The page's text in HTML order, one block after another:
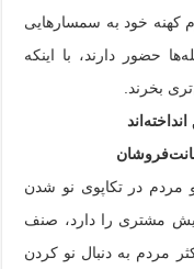
کهنه خود به سمسار‌هایی
حضور دارند، با اینکه
بخرند.
مردم در تکاپوی نو شدن
مشتری را دارد، صنف
مردم به دنبال نو کردن